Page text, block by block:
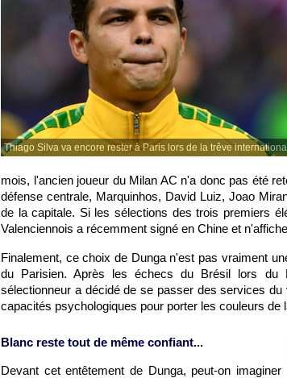
Thiago Silva va encore rester à Paris lors de la trêve
mois, l'ancien joueur du Milan AC n'a donc pas été
défense centrale, Marquinhos, David Luiz, Joao
de la capitale. Si les sélections des trois premiers
Valenciennois a récemment signé en Chine et
Finalement, ce choix de Dunga n'est pas vraiment
du Parisien. Après les échecs du Brésil lors du
sélectionneur a décidé de se passer des services
capacités psychologiques pour porter les couleurs de
Blanc reste tout de même confiant...
Devant cet entêtement de Dunga, peut-on imaginer